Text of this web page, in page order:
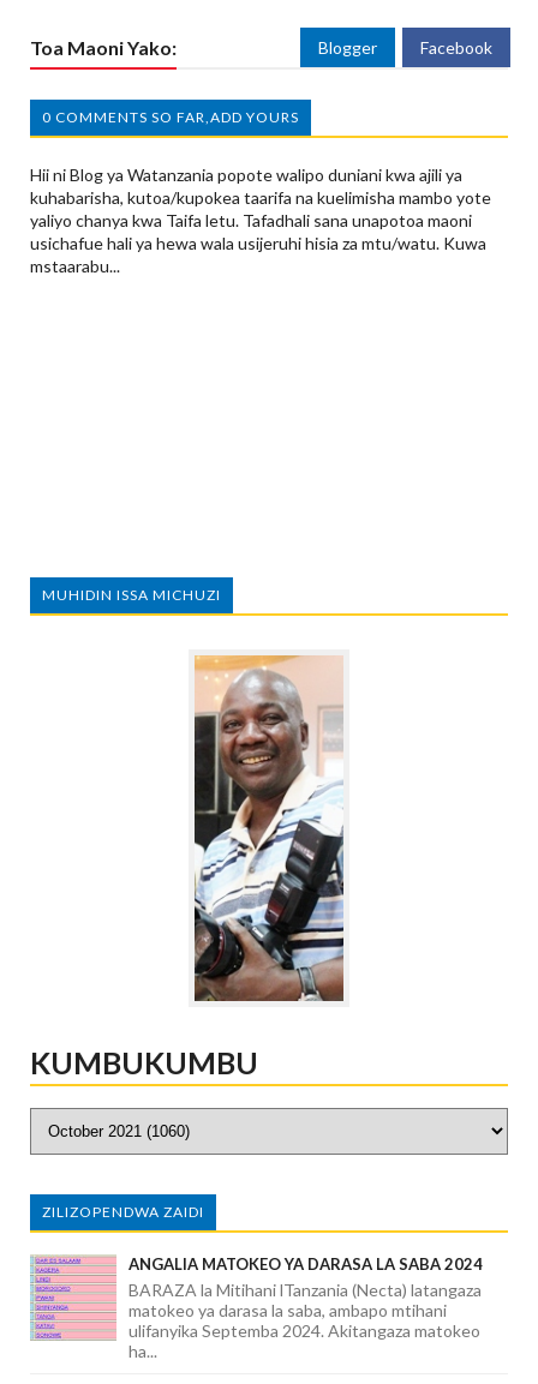
Toa Maoni Yako: Blogger Facebook
0 COMMENTS SO FAR,ADD YOURS
Hii ni Blog ya Watanzania popote walipo duniani kwa ajili ya
kuhabarisha, kutoa/kupokea taarifa na kuelimisha mambo yote
yaliyo chanya kwa Taifa letu. Tafadhali sana unapotoa maoni
usichafue hali ya hewa wala usijeruhi hisia za mtu/watu. Kuwa
mstaarabu...
MUHIDIN ISSA MICHUZI
KUMBUKUMBU
ZILIZOPENDWA ZAIDI
ANGALIA MATOKEO YA DARASA LA SABA 2024
BARAZA la Mitihani lTanzania (Necta) latangaza
matokeo ya darasa la saba, ambapo mtihani
ulifanyika Septemba 2024. Akitangaza matokeo
ha...